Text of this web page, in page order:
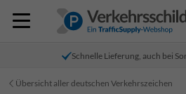
Schnelle Lieferung, auch bei
Übersicht aller deutschen Verkehrszeichen